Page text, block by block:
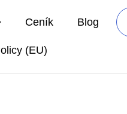
Ceník Blog
(EU)